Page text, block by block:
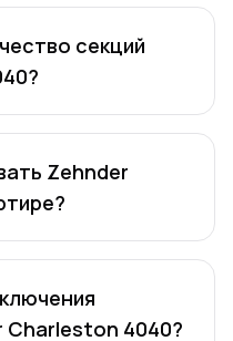
секций
Zehnder
Charleston 4040?